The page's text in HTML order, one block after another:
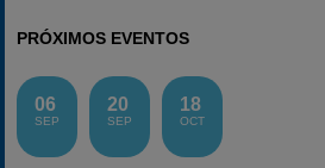
PRÓXIMOS EVENTOS
06
SEP
20
SEP
18
OCT